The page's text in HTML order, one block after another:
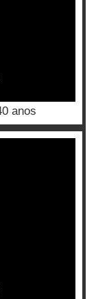
anos